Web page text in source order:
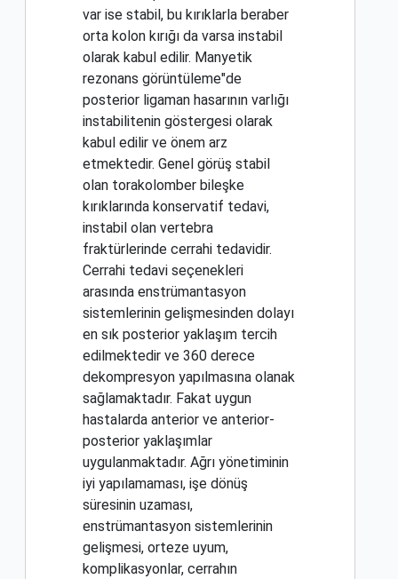
var ise stabil, bu kırıklarla beraber
orta kolon kırığı da varsa instabil
olarak kabul edilir. Manyetik
rezonans görüntüleme"de
posterior ligaman hasarının varlığı
instabilitenin göstergesi olarak
kabul edilir ve önem arz
etmektedir. Genel görüş stabil
olan torakolomber bileşke
kırıklarında konservatif tedavi,
instabil olan vertebra
fraktürlerinde cerrahi tedavidir.
Cerrahi tedavi seçenekleri
arasında enstrümantasyon
sistemlerinin gelişmesinden dolayı
en sık posterior yaklaşım tercih
edilmektedir ve 360 derece
dekompresyon yapılmasına olanak
sağlamaktadır. Fakat uygun
hastalarda anterior ve anterior-
posterior yaklaşımlar
uygulanmaktadır. Ağrı yönetiminin
iyi yapılamaması, işe dönüş
süresinin uzaması,
enstrümantasyon sistemlerinin
gelişmesi, orteze uyum,
komplikasyonlar, cerrahın